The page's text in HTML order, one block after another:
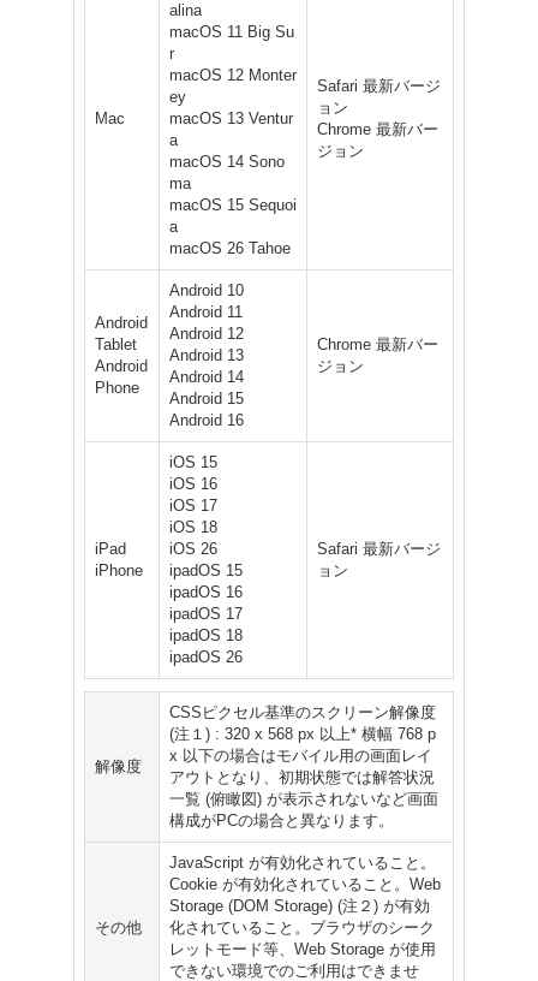
Mac
alina
macOS 11 Big Su
r
macOS 12 Monter
ey
macOS 13 Ventur
a
macOS 14 Sono
ma
macOS 15 Sequoi
a
macOS 26 Tahoe
Safari 最新バージ
ョン
Chrome 最新バー
ジョン
Android
Tablet
Android
Phone
Android 10
Android 11
Android 12
Android 13
Android 14
Android 15
Android 16
Chrome 最新バー
ジョン
iPad
iPhone
iOS 15
iOS 16
iOS 17
iOS 18
iOS 26
ipadOS 15
ipadOS 16
ipadOS 17
ipadOS 18
ipadOS 26
Safari 最新バージ
ョン
解像度
CSSピクセル基準のスクリーン解像度
(注１) : 320 x 568 px 以上* 横幅 768 p
x 以下の場合はモバイル用の画面レイ
アウトとなり、初期状態では解答状況
一覧 (俯瞰図) が表示されないなど画面
構成がPCの場合と異なります。
その他
JavaScript が有効化されていること。
Cookie が有効化されていること。Web
Storage (DOM Storage) (注２) が有効
化されていること。ブラウザのシーク
レットモード等、Web Storage が使用
できない環境でのご利用はできませ